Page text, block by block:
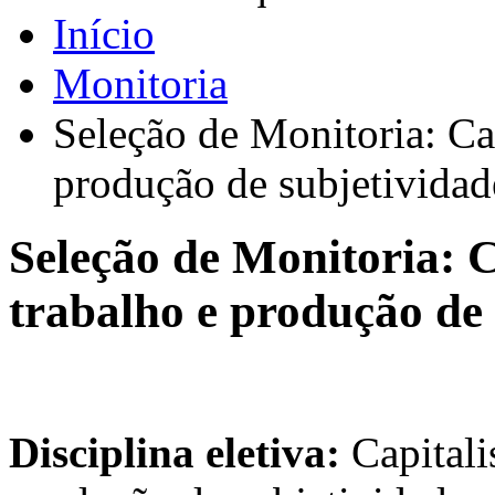
Início
Monitoria
Seleção de Monitoria:
produção de
Seleção de Monitoria:
trabalho e produção
Disciplina eletiva: